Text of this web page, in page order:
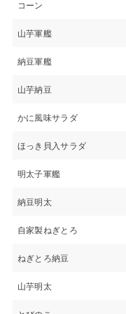
コーン
山芋軍艦
納豆軍艦
山芋納豆
かに風味サラダ
ほっき貝入サラダ
明太子軍艦
納豆明太
自家製ねぎとろ
ねぎとろ納豆
山芋明太